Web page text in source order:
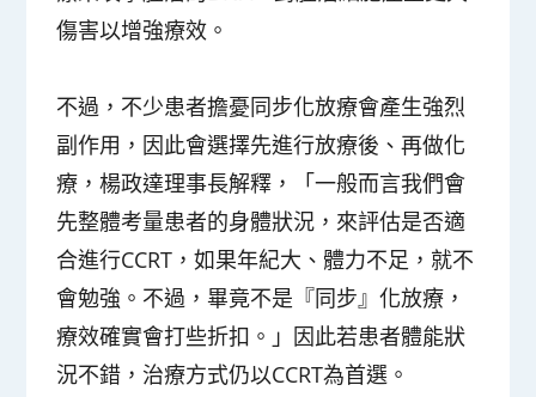
傷害以增強療效。
不過，不少患者擔憂同步化放療會產生強烈
副作用，因此會選擇先進行放療後、再做化
療，楊政達理事長解釋，「一般而言我們會
先整體考量患者的身體狀況，來評估是否適
合進行CCRT，如果年紀大、體力不足，就不
會勉強。不過，畢竟不是『同步』化放療，
療效確實會打些折扣。」因此若患者體能狀
況不錯，治療方式仍以CCRT為首選。